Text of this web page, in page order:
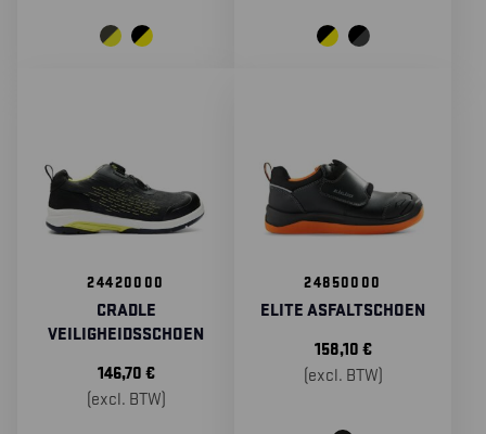
24420000
CRADLE
VEILIGHEIDSSCHOEN
146,70 €
(excl. BTW)
24850000
ELITE ASFALTSCHOEN
158,10 €
(excl. BTW)